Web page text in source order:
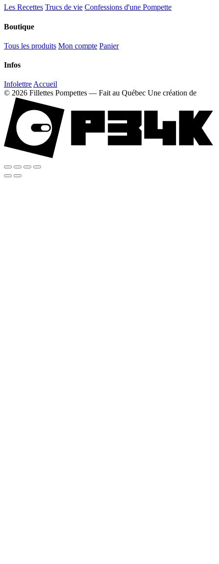
Les Recettes Trucs de vie Confessions d'une Pompette
Boutique
Tous les produits Mon compte Panier
Infos
Infolettre Accueil
© 2026 Fillettes Pompettes — Fait au Québec Une création de